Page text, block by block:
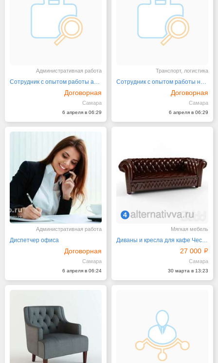
Административная работа
Сотрудник с опытом работы архивариуса
Договорная
Самара
6 апреля в 06:29
Транспорт, логистика
Сотрудник с опытом работы на складе
Договорная
Самара
6 апреля в 06:29
Административная работа
Диспетчер офиса
Договорная
Самара
6 апреля в 06:24
4
Мягкая мебель
Диваны и кресла для кафе Честер 1,6 м
27 000
Самара
30 марта в 13:23